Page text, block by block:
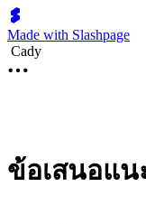
Made with Slashpage
Cady
ข้อเสนอแ